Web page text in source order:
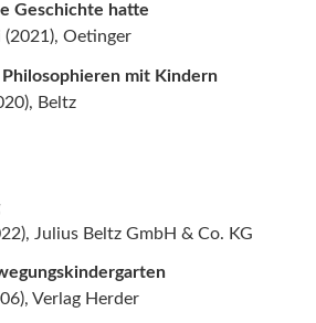
Geschichte hatte
(2021), Oetinger
mit Kindern
Beltz
Julius Beltz GmbH & Co. KG
Verlag Herder